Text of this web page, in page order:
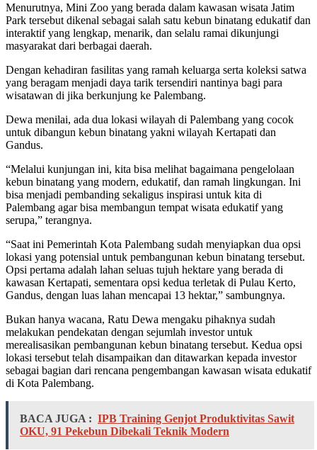
Menurutnya, Mini Zoo yang berada dalam kawasan wisata Jatim
Park tersebut dikenal sebagai salah satu kebun binatang edukatif dan
interaktif yang lengkap, menarik, dan selalu ramai dikunjungi
masyarakat dari berbagai daerah.
Dengan kehadiran fasilitas yang ramah keluarga serta koleksi satwa
yang beragam menjadi daya tarik tersendiri nantinya bagi para
wisatawan di jika berkunjung ke Palembang.
Dewa menilai, ada dua lokasi wilayah di Palembang yang cocok
untuk dibangun kebun binatang yakni wilayah Kertapati dan
Gandus.
“Melalui kunjungan ini, kita bisa melihat bagaimana pengelolaan
kebun binatang yang modern, edukatif, dan ramah lingkungan. Ini
bisa menjadi pembanding sekaligus inspirasi untuk kita di
Palembang agar bisa membangun tempat wisata edukatif yang
serupa,” terangnya.
“Saat ini Pemerintah Kota Palembang sudah menyiapkan dua opsi
lokasi yang potensial untuk pembangunan kebun binatang tersebut.
Opsi pertama adalah lahan seluas tujuh hektare yang berada di
kawasan Kertapati, sementara opsi kedua terletak di Pulau Kerto,
Gandus, dengan luas lahan mencapai 13 hektar,” sambungnya.
Bukan hanya wacana, Ratu Dewa mengaku pihaknya sudah
melakukan pendekatan dengan sejumlah investor untuk
merealisasikan pembangunan kebun binatang tersebut. Kedua opsi
lokasi tersebut telah disampaikan dan ditawarkan kepada investor
sebagai bagian dari rencana pengembangan kawasan wisata edukatif
di Kota Palembang.
BACA JUGA : IPB Training Genjot Produktivitas Sawit
OKU, 91 Pekebun Dibekali Teknik Modern